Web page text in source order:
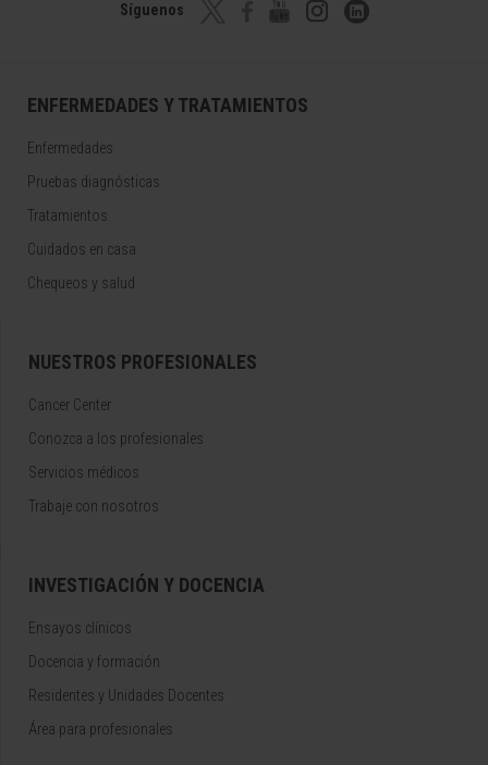
Síguenos
ENFERMEDADES Y TRATAMIENTOS
Enfermedades
Pruebas diagnósticas
Tratamientos
Cuidados en casa
Chequeos y salud
NUESTROS PROFESIONALES
Cancer Center
Conozca a los profesionales
Servicios médicos
Trabaje con nosotros
INVESTIGACIÓN Y DOCENCIA
Ensayos clínicos
Docencia y formación
Residentes y Unidades Docentes
Área para profesionales